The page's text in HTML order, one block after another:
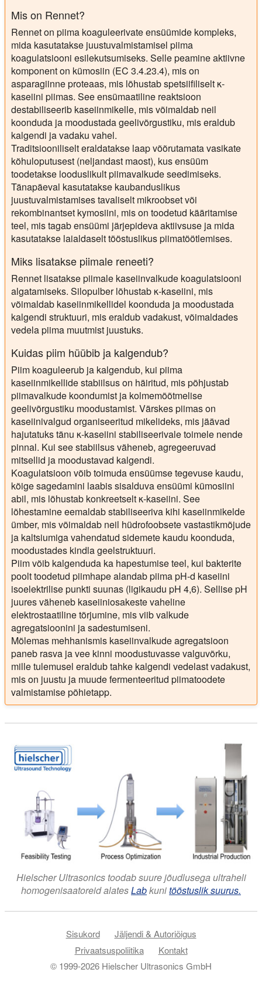
Mis on Rennet?
Rennet on piima koaguleerivate ensüümide kompleks,
mida kasutatakse juustuvalmistamisel piima
koagulatsiooni esilekutsumiseks. Selle peamine aktiivne
komponent on kümosiin (EC 3.4.23.4), mis on
asparagiinne proteaas, mis lõhustab spetsiifiliselt κ-
kaseiini piimas. See ensümaatiline reaktsioon
destabiliseerib kaseiinmikelle, mis võimaldab neil
koonduda ja moodustada geelivõrgustiku, mis eraldub
kalgendi ja vadaku vahel.
Traditsiooniliselt eraldatakse laap võõrutamata vasikate
kõhuloputusest (neljandast maost), kus ensüüm
toodetakse looduslikult piimavalkude seedimiseks.
Tänapäeval kasutatakse kaubanduslikus
juustuvalmistamises tavaliselt mikroobset või
rekombinantset kymosiini, mis on toodetud kääritamise
teel, mis tagab ensüümi järjepideva aktiivsuse ja mida
kasutatakse laialdaselt tööstuslikus piimatöötlemises.
Miks lisatakse piimale reneeti?
Rennet lisatakse piimale kaseiinvalkude koagulatsiooni
algatamiseks. Silopulber lõhustab κ-kaseiini, mis
võimaldab kaseiinmikellidel koonduda ja moodustada
kalgendi struktuuri, mis eraldub vadakust, võimaldades
vedela piima muutmist juustuks.
Kuidas piim hüübib ja kalgendub?
Piim koaguleerub ja kalgendub, kui piima
kaseiinmikellide stabiilsus on häiritud, mis põhjustab
piimavalkude koondumist ja kolmemõõtmelise
geelivõrgustiku moodustamist. Värskes piimas on
kaseiinivalgud organiseeritud mikelideks, mis jäävad
hajutatuks tänu κ-kaseiini stabiliseerivale toimele nende
pinnal. Kui see stabiilsus väheneb, agregeeruvad
mitsellid ja moodustavad kalgendi.
Koagulatsioon võib toimuda ensüümse tegevuse kaudu,
kõige sagedamini laabis sisalduva ensüümi kümosiini
abil, mis lõhustab konkreetselt κ-kaseiini. See
lõhestamine eemaldab stabiliseeriva kihi kaseiinmikelde
ümber, mis võimaldab neil hüdrofoobsete vastastikmõjude
ja kaltsiumiga vahendatud sidemete kaudu koonduda,
moodustades kindla geelstruktuuri.
Piim võib kalgenduda ka hapestumise teel, kui bakterite
poolt toodetud piimhape alandab piima pH-d kaseiini
isoelektrilise punkti suunas (ligikaudu pH 4,6). Sellise pH
juures väheneb kaseiiniosakeste vaheline
elektrostaatiline tõrjumine, mis viib valkude
agregatsioonini ja sadestumiseni.
Mõlemas mehhanismis kaseiinvalkude agregatsioon
paneb rasva ja vee kinni moodustuvasse valguvõrku,
mille tulemusel eraldub tahke kalgendi vedelast vadakust,
mis on juustu ja muude fermenteeritud piimatoodete
valmistamise põhietapp.
Hielscher Ultrasonics toodab suure jõudlusega ultraheli
homogenisaatoreid alatesLabkunitööstuslik suurus.
Sisukord
Jäljendi & Autoriõigus
Privaatsuspoliitika
Kontakt
© 1999-2026 Hielscher Ultrasonics GmbH